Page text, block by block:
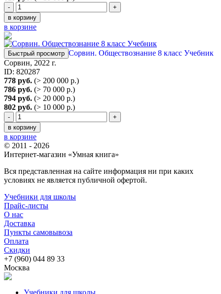
-
+
в корзину
в корзине
Быстрый просмотр Сорвин. Обществознание 8 класс Учебник
Сорвин, 2022 г.
ID: 820287
778 руб. (> 200 000 р.)
786 руб. (> 70 000 р.)
794 руб. (> 20 000 р.)
802 руб. (> 10 000 р.)
-
+
в корзину
в корзине
© 2011 - 2026
Интернет-магазин «Умная книга»
Вся представленная на сайте информация ни при каких
условиях не является публичной офертой.
Учебники для школы
Прайс-листы
О нас
Доставка
Пункты самовывоза
Оплата
Скидки
+7 (960) 044 89 33
Москва
Учебники для школы